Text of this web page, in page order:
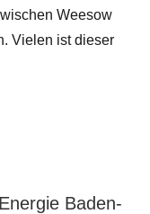
Weesow
Vielen ist dieser
Baden-